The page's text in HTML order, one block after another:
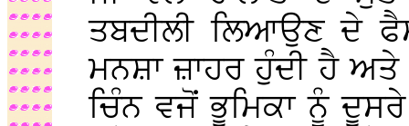
ਤਬਦੀਲੀ ਲਿਆਉਣ ਦੇ
ਮਨਸ਼ਾ ਜ਼ਾਹਰ ਹੁੰਦੀ ਹੈ
ਚਿੰਨ ਵਜੋਂ ਭੂਮਿਕਾ ਨੂੰ